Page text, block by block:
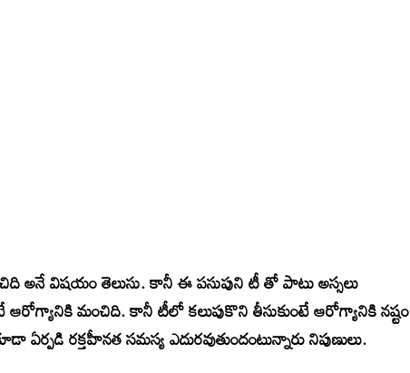
అనే విషయం తెలుసు. కానీ ఈ పసుపుని టీ తో పాటు అస్సలు
ఆరోగ్యానికి మంచిది. కానీ టీలో కలుపుకొని తీసుకుంటే ఆరోగ్యానికి నష్టం
ఏర్పడి రక్తహీనత సమస్య ఎదురవుతుందంటున్నారు నిపుణులు.